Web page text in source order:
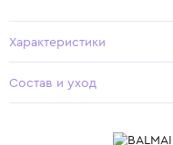
Характеристики
Состав и уход